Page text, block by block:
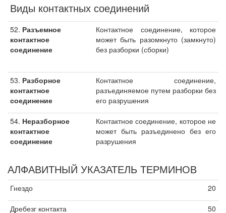
Виды контактных соединений
52. Разъемное
контактное
соединение
Контактное соединение, которое
может быть разомкнуто (замкнуто)
без разборки (сборки)
53. Разборное
контактное
соединение
Контактное соединение,
разъединяемое путем разборки без
его разрушения
54. Неразборное
контактное
соединение
Контактное соединение, которое не
может быть разъединено без его
разрушения
АЛФАВИТНЫЙ УКАЗАТЕЛЬ ТЕРМИНОВ
Гнездо 20
Дребезг контакта 50